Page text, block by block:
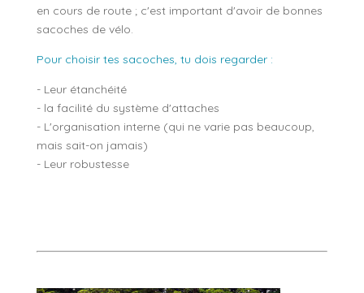
en cours de route ; c'est important d'avoir de bonnes
sacoches de vélo.
Pour choisir tes sacoches, tu dois regarder :
- Leur étanchéité
- la facilité du système d'attaches
- L'organisation interne (qui ne varie pas beaucoup,
mais sait-on jamais)
- Leur robustesse